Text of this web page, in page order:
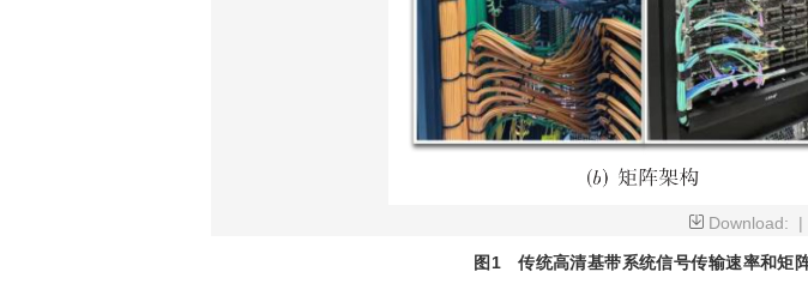
Download: |
图1 传统高清基带系统信号传输速率和矩